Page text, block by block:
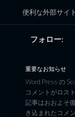
コンテンツへスキ
便利な外部サイ
黒
フォロー:
重要なお知らせ
Word Press の
コメントがロス
記事はおおよそ
き込まれたコメ